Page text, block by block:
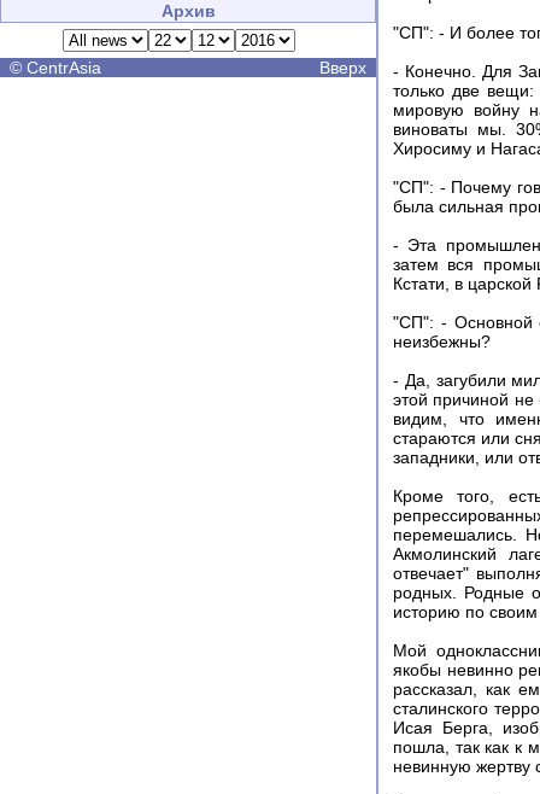
Архив
© CentrAsia Вверх
"СП": - И более
- Конечно. Для
только две
мировую войну
виноваты мы.
Хиросиму и
"СП": - Почему
была сильная
- Эта
затем вся
Кстати, в
"СП": - Основной
неизбежны?
- Да, загубили
этой причиной
видим, что
стараются или
западники, или
Кроме того,
перемешались.
Акмолинский
отвечает"
родных. Родные
историю по
Мой
якобы невинно
рассказал, как
сталинского
Исая Берга,
пошла, так как к
невинную жертву